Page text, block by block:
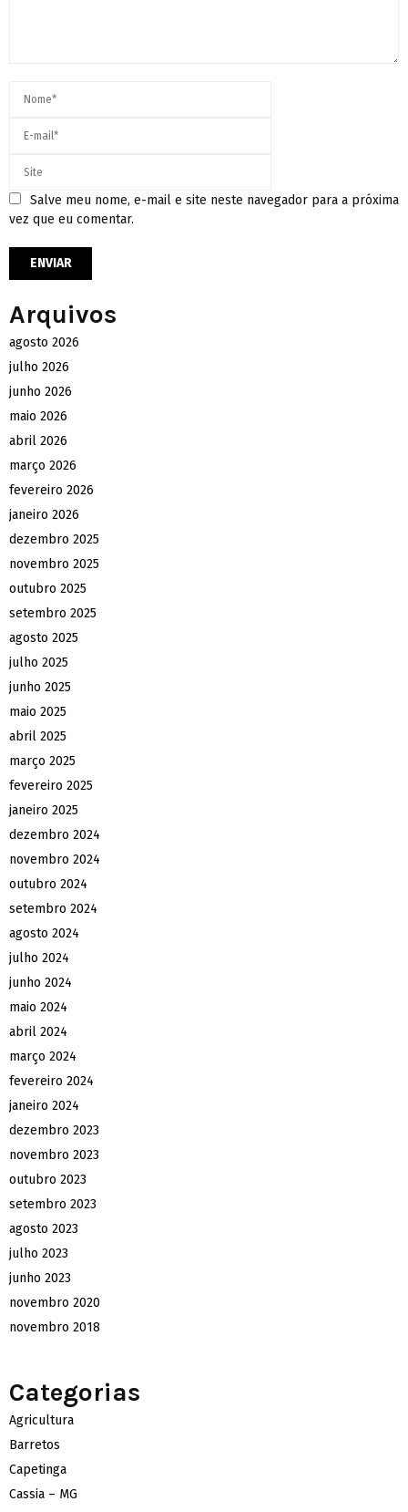
Salve meu nome, e-mail e site neste navegador para a próxima
vez que eu comentar.
Arquivos
agosto 2026
julho 2026
junho 2026
maio 2026
abril 2026
março 2026
fevereiro 2026
janeiro 2026
dezembro 2025
novembro 2025
outubro 2025
setembro 2025
agosto 2025
julho 2025
junho 2025
maio 2025
abril 2025
março 2025
fevereiro 2025
janeiro 2025
dezembro 2024
novembro 2024
outubro 2024
setembro 2024
agosto 2024
julho 2024
junho 2024
maio 2024
abril 2024
março 2024
fevereiro 2024
janeiro 2024
dezembro 2023
novembro 2023
outubro 2023
setembro 2023
agosto 2023
julho 2023
junho 2023
novembro 2020
novembro 2018
Categorias
Agricultura
Barretos
Capetinga
Cassia – MG